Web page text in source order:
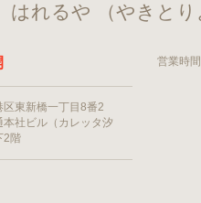
れるや （やきとり
区東新橋一丁目8番2
社ビル（カレッタ汐
2階
営業時間